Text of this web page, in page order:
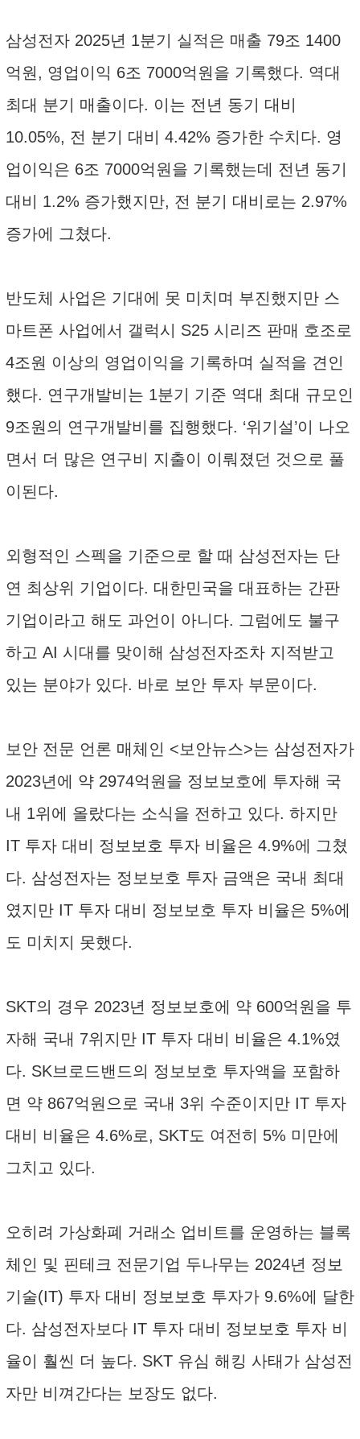
삼성전자 2025년 1분기 실적은 매출 79조 1400
억원, 영업이익 6조 7000억원을 기록했다. 역대
최대 분기 매출이다. 이는 전년 동기 대비
10.05%, 전 분기 대비 4.42% 증가한 수치다. 영
업이익은 6조 7000억원을 기록했는데 전년 동기
대비 1.2% 증가했지만, 전 분기 대비로는 2.97%
증가에 그쳤다.
반도체 사업은 기대에 못 미치며 부진했지만 스
마트폰 사업에서 갤럭시 S25 시리즈 판매 호조로
4조원 이상의 영업이익을 기록하며 실적을 견인
했다. 연구개발비는 1분기 기준 역대 최대 규모인
9조원의 연구개발비를 집행했다. ‘위기설’이 나오
면서 더 많은 연구비 지출이 이뤄졌던 것으로 풀
이된다.
외형적인 스펙을 기준으로 할 때 삼성전자는 단
연 최상위 기업이다. 대한민국을 대표하는 간판
기업이라고 해도 과언이 아니다. 그럼에도 불구
하고 AI 시대를 맞이해 삼성전자조차 지적받고
있는 분야가 있다. 바로 보안 투자 부문이다.
보안 전문 언론 매체인 <보안뉴스>는 삼성전자가
2023년에 약 2974억원을 정보보호에 투자해 국
내 1위에 올랐다는 소식을 전하고 있다. 하지만
IT 투자 대비 정보보호 투자 비율은 4.9%에 그쳤
다. 삼성전자는 정보보호 투자 금액은 국내 최대
였지만 IT 투자 대비 정보보호 투자 비율은 5%에
도 미치지 못했다.
SKT의 경우 2023년 정보보호에 약 600억원을 투
자해 국내 7위지만 IT 투자 대비 비율은 4.1%였
다. SK브로드밴드의 정보보호 투자액을 포함하
면 약 867억원으로 국내 3위 수준이지만 IT 투자
대비 비율은 4.6%로, SKT도 여전히 5% 미만에
그치고 있다.
오히려 가상화폐 거래소 업비트를 운영하는 블록
체인 및 핀테크 전문기업 두나무는 2024년 정보
기술(IT) 투자 대비 정보보호 투자가 9.6%에 달한
다. 삼성전자보다 IT 투자 대비 정보보호 투자 비
율이 훨씬 더 높다. SKT 유심 해킹 사태가 삼성전
자만 비껴간다는 보장도 없다.